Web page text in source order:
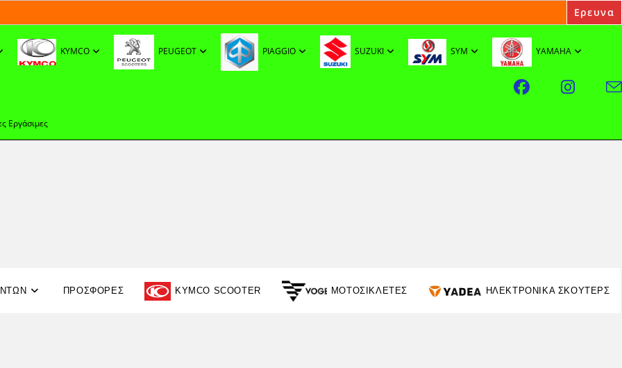
KYMCO PEUGEOT PIAGGIO SUZUKI SYM YAMAHA
Εργάσιμες
ΠΡΟΣΦΟΡΈΣ KYMCO SCOOTER ΜΟΤΟΣΙΚΛΕΤΕΣ ΗΛΕΚΤΡΟΝΙΚΑ ΣΚΟΥΤΕΡΣ